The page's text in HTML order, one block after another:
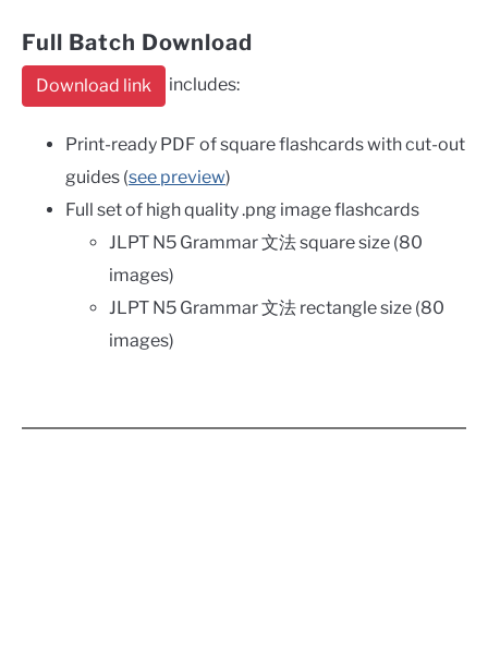
Full Batch Download
Download link includes:
Print-ready PDF of square flashcards with cut-out
guides (see preview)
Full set of high quality .png image flashcards
JLPT N5 Grammar 文法 square size (80
images)
JLPT N5 Grammar 文法 rectangle size (80
images)